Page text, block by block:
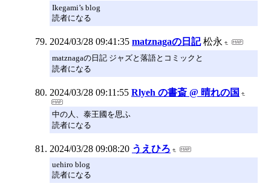
Ikegami’s blog
読者になる
2024/03/28 09:41:35 matznagaの日記 松永
matznagaの日記 ジャズと落語とコミックと
読者になる
2024/03/28 09:11:55 Rlyeh の書斎 @ 晴れの国
中の人、泰王國を思ふ
読者になる
2024/03/28 09:08:20 うえひろ
uehiro blog
読者になる